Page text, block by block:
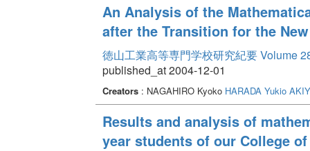
An Analysis of the
after the Transition for the
徳山工業高等専門学校研究紀要 Volume
published_at 2004-12-01
Creators: NAGAHIRO Kyoko HARADA Yukio
Results and analysis of
year students of our College